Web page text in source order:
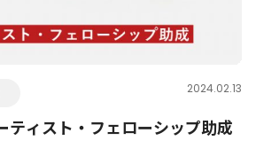
2024.02.13
ティスト・フェローシップ助成